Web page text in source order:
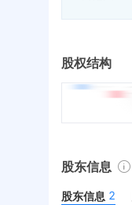
股权结构
股东信息
股东信息 2